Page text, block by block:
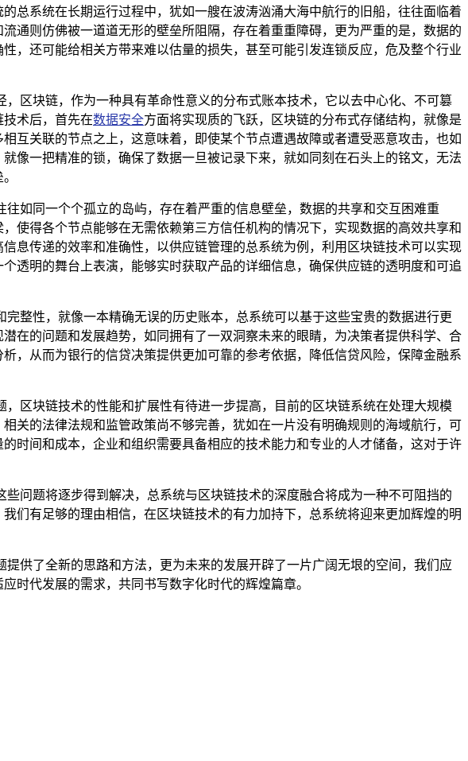
总系统在长期运行过程中，犹如一艘在波涛汹涌大海中航行的旧船，往往面临着
通则仿佛被一道道无形的壁垒所阻隔，存在着重重障碍，更为严重的是，数据的
，还可能给相关方带来难以估量的损失，甚至可能引发连锁反应，危及整个行业
区块链，作为一种具有革命性意义的分布式账本技术，它以去中心化、不可篡
术后，首先在数据安全方面将实现质的飞跃，区块链的分布式存储结构，就像是
互关联的节点之上，这意味着，即使某个节点遭遇故障或者遭受恶意攻击，也如
像一把精准的锁，确保了数据一旦被记录下来，就如同刻在石头上的铭文，无法
如同一个个孤立的岛屿，存在着严重的信息壁垒，数据的共享和交互困难重
使得各个节点能够在无需依赖第三方信任机构的情况下，实现数据的高效共享和
息传递的效率和准确性，以供应链管理的总系统为例，利用区块链技术可以实现
透明的舞台上表演，能够实时获取产品的详细信息，确保供应链的透明度和可追
整性，就像一本精确无误的历史账本，总系统可以基于这些宝贵的数据进行更
在的问题和发展趋势，如同拥有了一双洞察未来的眼睛，为决策者提供科学、合
，从而为银行的信贷决策提供更加可靠的参考依据，降低信贷风险，保障金融系
区块链技术的性能和扩展性有待进一步提高，目前的区块链系统在处理大规模
关的法律法规和监管政策尚不够完善，犹如在一片没有明确规则的海域航行，可
时间和成本，企业和组织需要具备相应的技术能力和专业的人才储备，这对于许
问题将逐步得到解决，总系统与区块链技术的深度融合将成为一种不可阻挡的
们有足够的理由相信，在区块链技术的有力加持下，总系统将迎来更加辉煌的明
供了全新的思路和方法，更为未来的发展开辟了一片广阔无垠的空间，我们应
时代发展的需求，共同书写数字化时代的辉煌篇章。